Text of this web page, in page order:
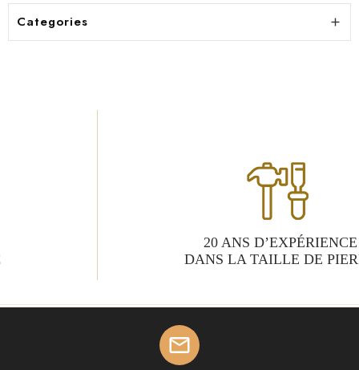
Categories 
20 ANS D’EXPÉRIENCE
DANS LA TAILLE DE PIERRE
mail